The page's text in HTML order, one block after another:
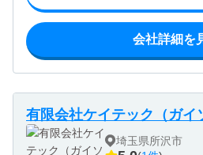
会社詳細を
有限会社ケイテック（ガイ
埼玉県所沢市